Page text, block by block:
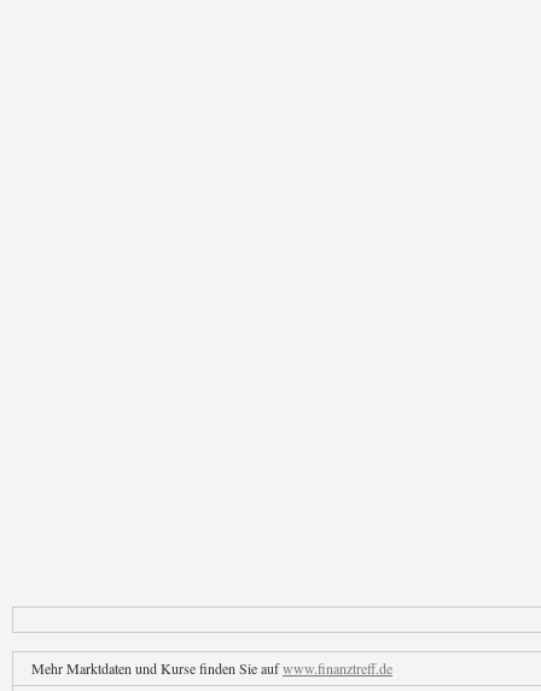
Mehr Marktdaten und Kurse finden Sie aufwww.finanztreff.de